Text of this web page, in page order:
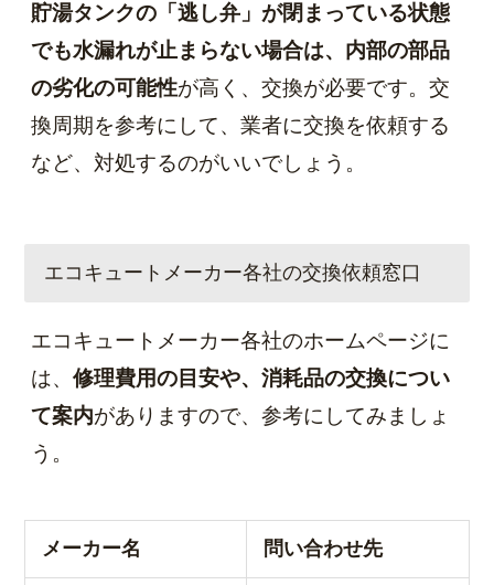
貯湯タンクの「逃し弁」が閉まっている状態
でも水漏れが止まらない場合は、内部の部品
の劣化の可能性が高く、交換が必要です。交
換周期を参考にして、業者に交換を依頼する
など、対処するのがいいでしょう。
エコキュートメーカー各社の交換依頼窓口
エコキュートメーカー各社のホームページに
は、 修理費用の目安や、消耗品の交換につい
て案内がありますので、参考にしてみましょ
う。
メーカー名 問い合わせ先